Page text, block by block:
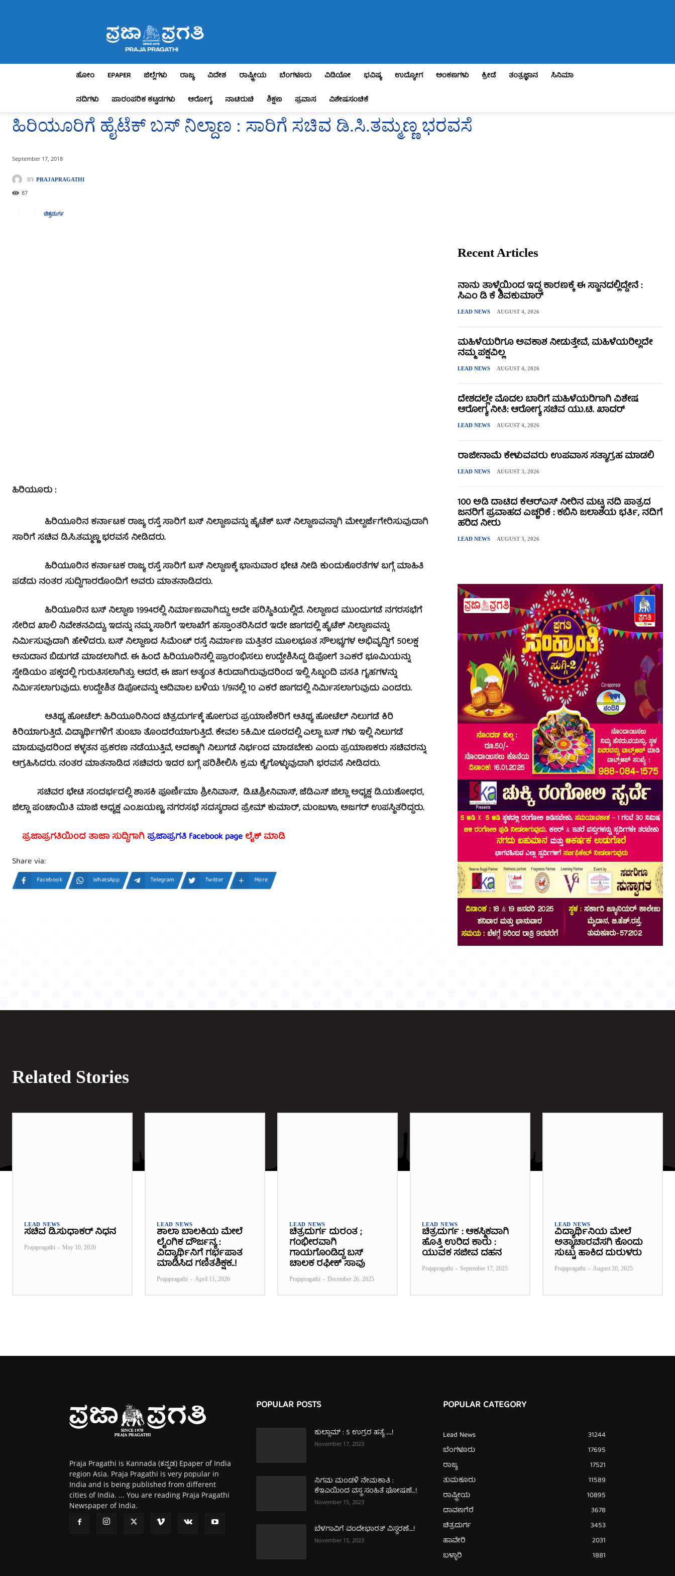
Pragathi
ಹೋಂ EPAPER ಜಿಲ್ಲೆಗಳು ರಾಜ್ಯ ವಿದೇಶ ರಾಷ್ಟ್ರೀಯ ಬೆಂಗಳೂರು ವಿಡಿಯೋ ಭವಿಷ್ಯ ಉದ್ಯೋಗ ಅಂಕಣಗಳು ಕ್ರೀಡೆ ತಂತ್ರಜ್ಞಾನ
ಸಿನಿಮಾ
ನದಿಗಳು
ಪಾರಂಪರಿಕ ಕಟ್ಟಡಗಳು ಆರೋಗ್ಯ ನಾಟಿರುಚಿ ಶಿಕ್ಷಣ ಪ್ರವಾಸ ವಿಶೇಷಸಂಚಿಕೆ
ಹಿರಿಯೂರಿಗೆ ಹೈಟೆಕ್ ಬಸ್ ನಿಲ್ದಾಣ : ಸಾರಿಗೆ ಸಚಿವ ಡಿ.ಸಿ.ತಮ್ಮಣ್ಣ ಭರವಸೆ
September 17, 2018
BY PRAJAPRAGATHI
87
ಚಿತ್ರದುರ್ಗ
ಹಿರಿಯೂರು :
ಹಿರಿಯೂರಿನ ಕರ್ನಾಟಕ ರಾಜ್ಯ ರಸ್ತೆ ಸಾರಿಗೆ ಬಸ್ ನಿಲ್ದಾಣವನ್ನು ಹೈಟೆಕ್ ಬಸ್ ನಿಲ್ದಾಣವನ್ನಾಗಿ ಮೇಲ್ದರ್ಜೆಗೇರಿಸುವುದಾಗಿ
ಸಾರಿಗೆ ಸಚಿವ ಡಿ.ಸಿ.ತಮ್ಮಣ್ಣ ಭರವಸೆ ನೀಡಿದರು.
ಹಿರಿಯೂರಿನ ಕರ್ನಾಟಕ ರಾಜ್ಯ ರಸ್ತೆ ಸಾರಿಗೆ ಬಸ್ ನಿಲ್ದಾಣಕ್ಕೆ ಭಾನುವಾರ ಭೇಟಿ ನೀಡಿ ಕುಂದುಕೊರತೆಗಳ ಬಗ್ಗೆ ಮಾಹಿತಿ
ಪಡೆದು ನಂತರ ಸುದ್ದಿಗಾರರೊಂದಿಗೆ ಅವರು ಮಾತನಾಡಿದರು.
ಹಿರಿಯೂರಿನ ಬಸ್ ನಿಲ್ದಾಣ 1994ರಲ್ಲಿ ನಿರ್ಮಾಣವಾಗಿದ್ದು ಅದೇ ಪರಿಸ್ಥಿತಿಯಲ್ಲಿದೆ. ನಿಲ್ದಾಣದ ಮುಂದುಗಡೆ ನಗರಸಭೆಗೆ
ಸೇರಿದ ಖಾಲಿ ನಿವೇಶನವಿದ್ದು, ಇದನ್ನು ನಮ್ಮ ಸಾರಿಗೆ ಇಲಾಖೆಗೆ ಹಸ್ತಾಂತರಿಸಿದರೆ ಇದೇ ಜಾಗದಲ್ಲಿ ಹೈಟೆಕ್ ನಿಲ್ದಾಣವನ್ನು
ನಿರ್ಮಿಸುವುದಾಗಿ ಹೇಳಿದರು. ಬಸ್ ನಿಲ್ದಾಣದ ಸಿಮೆಂಟ್ ರಸ್ತೆ ನಿರ್ಮಾಣ ಮತ್ತಿತರ ಮೂಲಭೂತ ಸೌಲಭ್ಯಗಳ ಅಭಿವೃದ್ಧಿಗೆ 50ಲಕ್ಷ
ಅನುದಾನ ಬಿಡುಗಡೆ ಮಾಡಲಾಗಿದೆ. ಈ ಹಿಂದೆ ಹಿರಿಯೂರಿನಲ್ಲಿ ಪ್ರಾರಂಭಿಸಲು ಉದ್ದೇಶಿಸಿದ್ದ ಡಿಪೋಗೆ 3ಎಕರೆ ಭೂಮಿಯನ್ನು
ಸ್ಟೇಡಿಯಂ ಪಕ್ಕದಲ್ಲಿ ಗುರುತಿಸಲಾಗಿತ್ತು. ಆದರೆ, ಈ ಜಾಗ ಅತ್ಯಂತ ಕಿರುದಾಗಿರುವುದರಿಂದ ಇಲ್ಲಿ ಸಿಬ್ಭಂದಿ ವಸತಿ ಗೃಹಗಳನ್ನು
ನಿರ್ಮಿಸಲಾಗುವುದು. ಉದ್ದೇಶಿತ ಡಿಪೋವನ್ನು ಆದಿವಾಲ ಬಳಿಯ 1/9ನಲ್ಲಿ 10 ಎಕರೆ ಜಾಗದಲ್ಲಿ ನಿರ್ಮಿಸಲಾಗುವುದು ಎಂದರು.
ಆತಿಥ್ಯ ಹೋಟೆಲ್: ಹಿರಿಯೂರಿನಿಂದ ಚಿತ್ರದುರ್ಗಕ್ಕೆ ಹೋಗುವ ಪ್ರಯಾಣಿಕರಿಗೆ ಆತಿಥ್ಯ ಹೋಟೆಲ್ ನಿಲುಗಡೆ ಕಿರಿ
ಕಿರಿಯಾಗುತ್ತಿದೆ. ವಿದ್ಯಾರ್ಥಿಗಳಿಗೆ ತುಂಬಾ ತೊಂದರೆಯಾಗುತ್ತಿದೆ. ಕೇವಲ 5ಕಿ.ಮೀ ದೂರದಲ್ಲಿ ಎಲ್ಲಾ ಬಸ್ ಗಳು ಇಲ್ಲಿ ನಿಲುಗಡೆ
ಮಾಡುವುದರಿಂದ ಕಳ್ಳತನ ಪ್ರಕರಣ ನಡೆಯುತ್ತಿವೆ, ಅದಕ್ಕಾಗಿ ನಿಲುಗಡೆ ನಿರ್ಭಂದ ಮಾಡಬೇಕು ಎಂದು ಪ್ರಯಾಣಕರು ಸಚಿವರನ್ನು
ಆಗ್ರಹಿಸಿದರು. ನಂತರ ಮಾತನಾಡಿದ ಸಚಿವರು ಇದರ ಬಗ್ಗೆ ಪರಿಶೀಲಿಸಿ ಕ್ರಮ ಕೈಗೊಳ್ಳುವುದಾಗಿ ಭರವಸೆ ನೀಡಿದರು.
ಸಚಿವರ ಭೇಟಿ ಸಂದರ್ಭದಲ್ಲಿ ಶಾಸಕಿ ಪೂರ್ಣಿಮಾ ಶ್ರೀನಿವಾಸ್, ಡಿ.ಟಿ.ಶ್ರೀನಿವಾಸ್, ಜೆಡಿಎಸ್ ಜಿಲ್ಲಾ ಅಧ್ಯಕ್ಷ ಡಿ.ಯಶೋಧರ,
ಜಿಲ್ಲಾ ಪಂಚಾಯಿತಿ ಮಾಜಿ ಅಧ್ಯಕ್ಷ ಎಂ.ಜಯಣ್ಣ, ನಗರಸಭೆ ಸದಸ್ಯರಾದ ಪ್ರೇಮ್ ಕುಮಾರ್, ಮಂಜುಳಾ, ಅಜಗರ್ ಉಪಸ್ಥಿತರಿದ್ದರು.
ಪ್ರಜಾಪ್ರಗತಿಯಿಂದ ತಾಜಾ ಸುದ್ದಿಗಾಗಿ ಪ್ರಜಾಪ್ರಗತಿ facebook page ಲೈಕ್ ಮಾಡಿ
Share via:
Facebook WhatsApp Telegram Twitter More
Recent Articles
ನಾನು ತಾಳ್ಮೆಯಿಂದ ಇದ್ದ ಕಾರಣಕ್ಕೆ ಈ ಸ್ಥಾನದಲ್ಲಿದ್ದೇನೆ :
ಸಿಎಂ ಡಿ ಕೆ ಶಿವಕುಮಾರ್
LEAD NEWS AUGUST 4, 2026
ಮಹಿಳೆಯರಿಗೂ ಅವಕಾಶ ನೀಡುತ್ತೇವೆ, ಮಹಿಳೆಯರಿಲ್ಲದೇ
ನಮ್ಮ ಪಕ್ಷವಿಲ್ಲ
LEAD NEWS AUGUST 4, 2026
ದೇಶದಲ್ಲೇ ಮೊದಲ ಬಾರಿಗೆ ಮಹಿಳೆಯರಿಗಾಗಿ ವಿಶೇಷ
ಆರೋಗ್ಯ ನೀತಿ: ಆರೋಗ್ಯ ಸಚಿವ ಯು.ಟಿ. ಖಾದರ್
LEAD NEWS AUGUST 4, 2026
ರಾಜೀನಾಮೆ ಕೇಳುವವರು ಉಪವಾಸ ಸತ್ಯಾಗ್ರಹ ಮಾಡಲಿ
LEAD NEWS AUGUST 3, 2026
100 ಅಡಿ ದಾಟಿದ ಕೆಆರ್‌ಎಸ್ ನೀರಿನ ಮಟ್ಟ ನದಿ ಪಾತ್ರದ
ಜನರಿಗೆ ಪ್ರವಾಹದ ಎಚ್ಚರಿಕೆ : ಕಬಿನಿ ಜಲಾಶಯ ಭರ್ತಿ, ನದಿಗೆ
ಹರಿದ ನೀರು
LEAD NEWS AUGUST 3, 2026
Related Stories
LEAD NEWS
ಸಚಿವ ಡಿ.ಸುಧಾಕರ್ ನಿಧನ
Prajapragathi - May 10, 2026
LEAD NEWS
ಶಾಲಾ ಬಾಲಕಿಯ ಮೇಲೆ
ಲೈಂಗಿಕ ದೌರ್ಜನ್ಯ :
ವಿದ್ಯಾರ್ಥಿನಿಗೆ ಗರ್ಭಪಾತ
ಮಾಡಿಸಿದ ಗಣಿತಶಿಕ್ಷಕ..!
Prajapragathi - April 11, 2026
LEAD NEWS
ಚಿತ್ರದುರ್ಗ ದುರಂತ ;
ಗಂಭೀರವಾಗಿ
ಗಾಯಗೊಂಡಿದ್ದ ಬಸ್‌
ಚಾಲಕ ರಫೀಕ್‌ ಸಾವು
Prajapragathi - December 26, 2025
LEAD NEWS
ಚಿತ್ರದುರ್ಗ : ಆಕಸ್ಮಿಕವಾಗಿ
ಹೊತ್ತಿ ಉರಿದ ಕಾರು :
ಯುವಕ ಸಜೀವ ದಹನ
Prajapragathi - September 17, 2025
LEAD NEWS
ವಿದ್ಯಾರ್ಥಿನಿಯ ಮೇಲೆ
ಅತ್ಯಾಚಾರವೆಸಗಿ ಕೊಂದು
ಸುಟ್ಟು ಹಾಕಿದ ದುರುಳರು
Prajapragathi - August 20, 2025
Praja Pragathi is Kannada (ಕನ್ನಡ) Epaper of India
region Asia. Praja Pragathi is very popular in
India and is being published from different
cities of India. ... You are reading Praja Pragathi
Newspaper of India.
POPULAR POSTS
ಕುಲ್ಗಾಮ್‌ : 5 ಉಗ್ರರ ಹತ್ಯೆ …..!
November 17, 2023
ನಿಗಮ ಮಂಡಳಿ ನೇಮಕಾತಿ :
ಕೆಇಎಯಿಂದ ವಸ್ತ್ರ ಸಂಹಿತೆ ಘೋಷಣೆ…!
November 15, 2023
ಬೆಳಗಾವಿಗೆ ವಂದೇಭಾರತ್‌ ವಿಸ್ಥರಣೆ….!
November 15, 2023
POPULAR CATEGORY
Lead News
31244
ಬೆಂಗಳೂರು
17695
ರಾಜ್ಯ
17521
ತುಮಕೂರು
11589
ರಾಷ್ಟ್ರೀಯ
10895
ದಾವಣಗೆರೆ
3678
ಚಿತ್ರದುರ್ಗ
3453
ಹಾವೇರಿ
2031
ಬಳ್ಳಾರಿ
1881